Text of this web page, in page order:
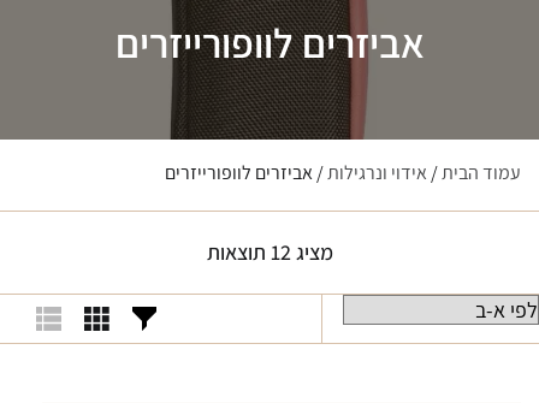
אביזרים לוופורייזרים
עמוד הבית/ אידוי ונרגילות/ אביזרים לוופורייזרים
מציג 12 תוצאות